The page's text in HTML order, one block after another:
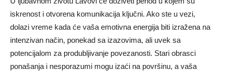
iskrenost i otvorena komunikacija ključni. Ako ste u vezi,
dolazi vreme kada će vaša emotivna energija biti izražena na
intenzivan način, ponekad sa izazovima, ali uvek sa
potencijalom za produbljivanje povezanosti. Stari obrasci
ponašanja i nesporazumi mogu izaći na površinu, a vaša